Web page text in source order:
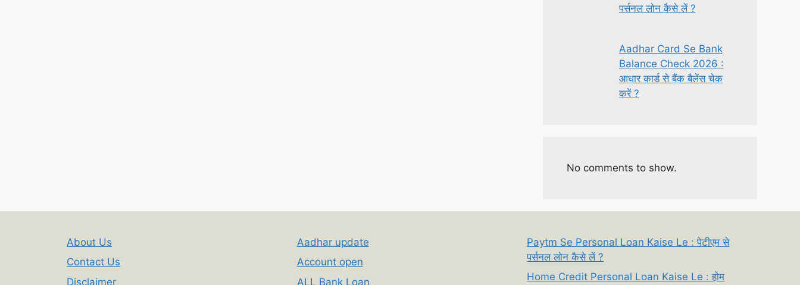
पर्सनल लोन कैसे लें ?
Aadhar Card Se Bank
Balance Check 2026 :
आधार कार्ड से बैंक बैलेंस चेक
करें ?
No comments to show.
About Us
Contact Us
Disclaimer
Aadhar update
Account open
ALL Bank Loan
Paytm Se Personal Loan Kaise Le : पेटीएम से
पर्सनल लोन कैसे लें ?
Home Credit Personal Loan Kaise Le : होम